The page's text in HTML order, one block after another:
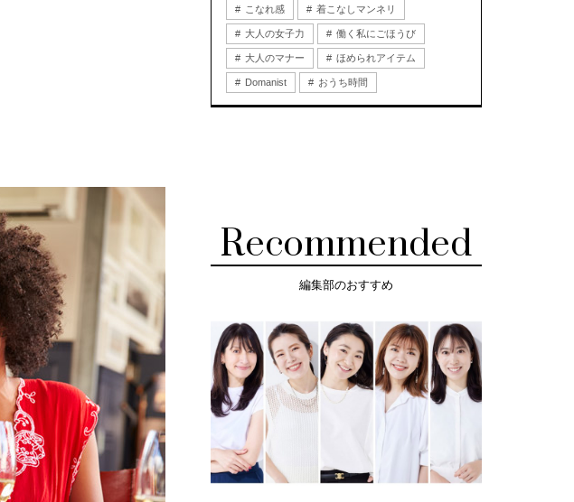
こなれ感 着こなしマンネリ
大人の女子力 働く私にごほうび
大人のマナー ほめられアイテム
Domanist おうち時間
Recommended
編集部のおすすめ